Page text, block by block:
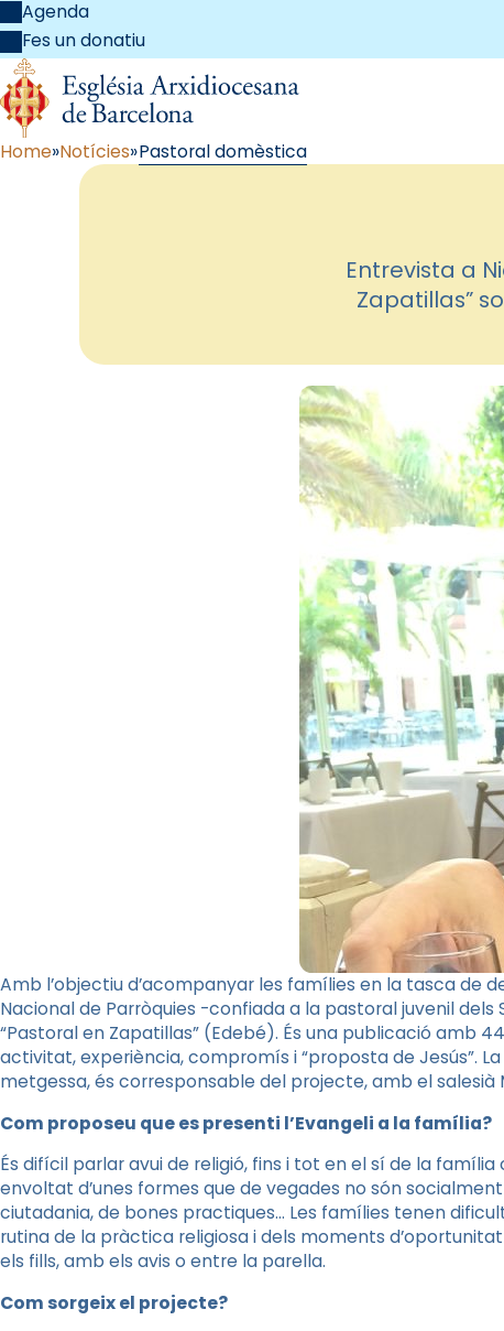
Agenda
Fes un donatiu
Home Notícies Pastoral domèstica
Entrevista a
Zapatillas”
Amb l’objectiu d’acompanyar les famílies en la tasca de
Nacional de Parròquies -confiada a la pastoral juvenil
“Pastoral en Zapatillas” (Edebé). És una publicació amb
activitat, experiència, compromís i “proposta de Jesús”.
metgessa, és corresponsable del projecte, amb el salesià
Com proposeu que es presenti l’Evangeli a la família?
És difícil parlar avui de religió, fins i tot en el sí de la família
envoltat d’unes formes que de vegades no són
ciutadania, de bones practiques… Les famílies tenen
rutina de la pràctica religiosa i dels moments
els fills, amb els avis o entre la parella.
Com sorgeix el projecte?